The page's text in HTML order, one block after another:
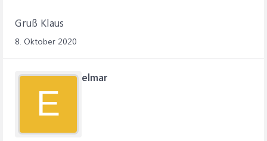
Gruß Klaus
8. Oktober 2020
E
elmar